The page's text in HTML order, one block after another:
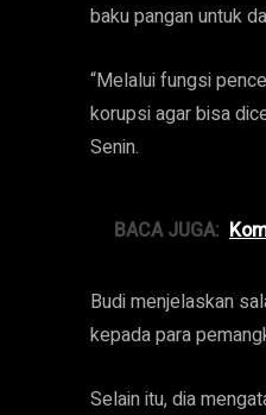
baku pangan untuk
“Melalui fungsi
korupsi agar bisa
Senin.
BACA JUGA:
Budi menjelaskan
kepada para
Selain itu, dia